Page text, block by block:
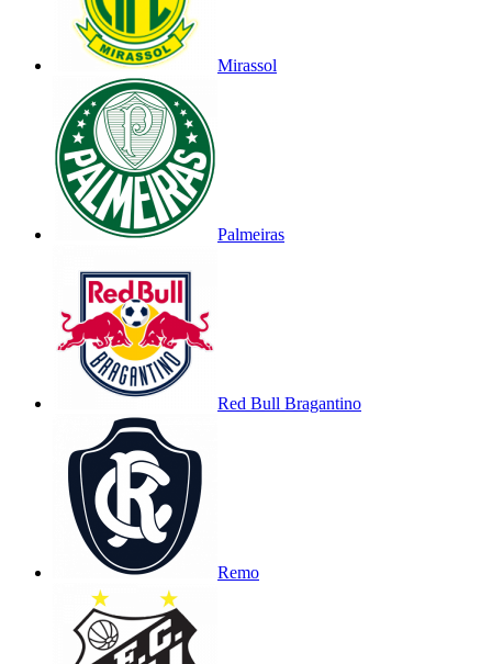
Mirassol
Palmeiras
Red Bull Bragantino
Remo